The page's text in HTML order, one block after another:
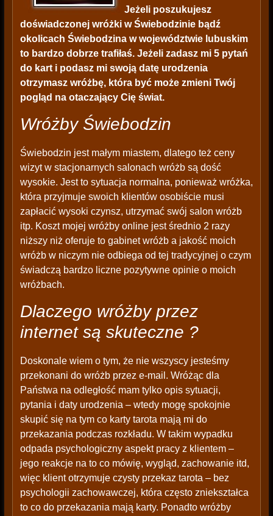
Jeżeli poszukujesz
doświadczonej wróżki w Świebodzinie bądź
okolicach Świebodzina w województwie lubuskim
to bardzo dobrze trafiłaś. Jeżeli zadasz mi 5 pytań
do kart i podasz mi swoją datę urodzenia
otrzymasz wróżbę, która być może zmieni Twój
pogląd na otaczający Cię świat.
Wróżby Świebodzin
Świebodzin jest małym miastem, dlatego też ceny
wizyt w stacjonarnych salonach wróżb są dość
wysokie. Jest to sytuacja normalna, ponieważ wróżka,
która przyjmuje swoich klientów osobiście musi
zapłacić wysoki czynsz, utrzymać swój salon wróżb
itp. Koszt mojej wróżby online jest średnio 2 razy
niższy niż oferuje to gabinet wróżb a jakość moich
wróżb w niczym nie odbiega od tej tradycyjnej o czym
świadczą bardzo liczne pozytywne opinie o moich
wróżbach.
Dlaczego wróżby przez
internet są skuteczne ?
Doskonale wiem o tym, że nie wszyscy jesteśmy
przekonani do wróżb przez e-mail. Wróżąc dla
Państwa na odległość mam tylko opis sytuacji,
pytania i daty urodzenia – wtedy mogę spokojnie
skupić się na tym co karty tarota mają mi do
przekazania podczas rozkładu. W takim wypadku
odpada psychologiczny aspekt pracy z klientem –
jego reakcje na to co mówię, wygląd, zachowanie itd,
więc klient otrzymuje czysty przekaz tarota – bez
psychologii zachowawczej, która często zniekształca
to co do przekazania mają karty. Ponadto wróżby